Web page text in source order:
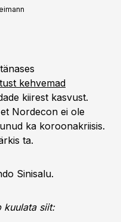
kehvemad
kiirest kasvust.
Nordecon ei ole
ka koroonakriisis.
ta.
Sinisalu.
kuulata siit: